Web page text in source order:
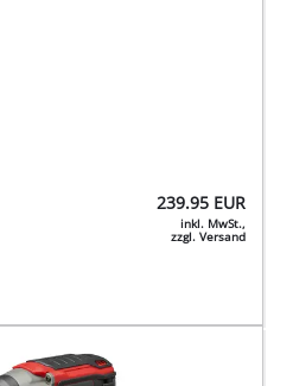
239.95 EUR
inkl. MwSt.,
zzgl. Versand